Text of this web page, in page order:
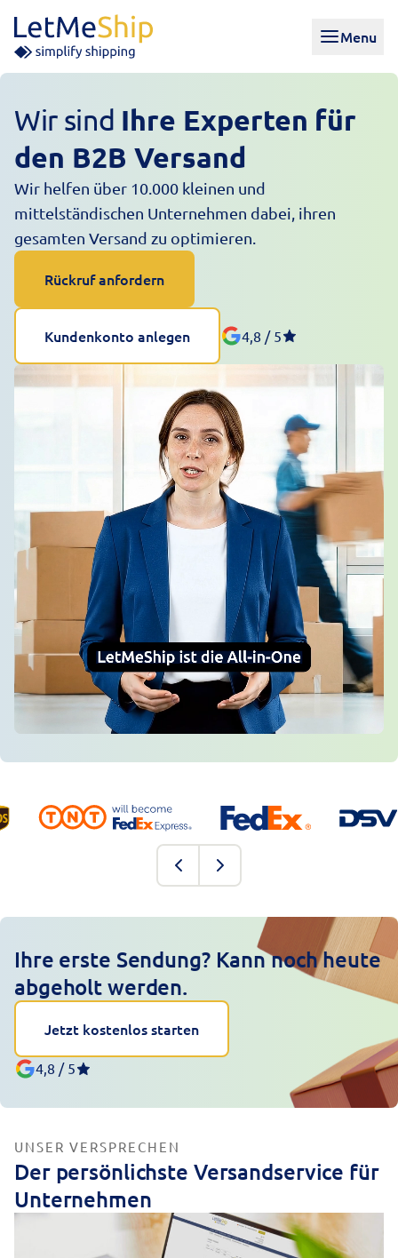
Menu
Wir sind Ihre Experten für
den B2B Versand
Wir helfen über 10.000 kleinen und
mittelständischen Unternehmen dabei, ihren
gesamten Versand zu optimieren.
Rückruf anfordern
Kundenkonto anlegen 4,8 / 5
Ihre erste Sendung? Kann noch heute
abgeholt werden.
Jetzt kostenlos starten
4,8 / 5
UNSER VERSPRECHEN
Der persönlichste Versandservice für
Unternehmen